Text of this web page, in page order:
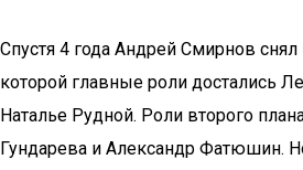
Спустя 4 года Андрей Смирнов
которой главные роли достались
Наталье Рудной. Роли второго
Гундарева и Александр Фатюшин.